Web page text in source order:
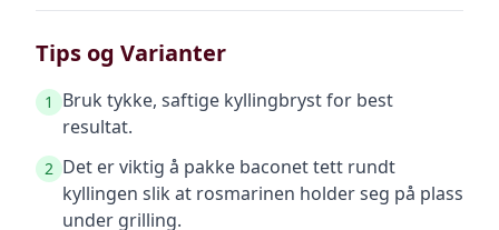
Tips og Varianter
1
Bruk tykke, saftige kyllingbryst for best
resultat.
2 Det er viktig å pakke baconet tett rundt
kyllingen slik at rosmarinen holder seg på plass
under grilling.